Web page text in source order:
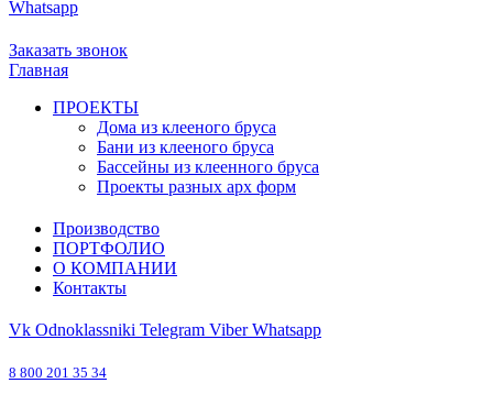
Whatsapp
Заказать звонок
Главная
ПРОЕКТЫ
Дома из клееного бруса
Бани из клееного бруса
Бассейны из клеенного бруса
Проекты разных арх форм
Производство
ПОРТФОЛИО
О КОМПАНИИ
Контакты
Vk Odnoklassniki Telegram Viber Whatsapp
8 800 201 35 34